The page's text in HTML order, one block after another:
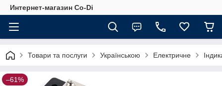
Интернет-магазин Co-Di
Товари та послуги Українською Електричне
–61%